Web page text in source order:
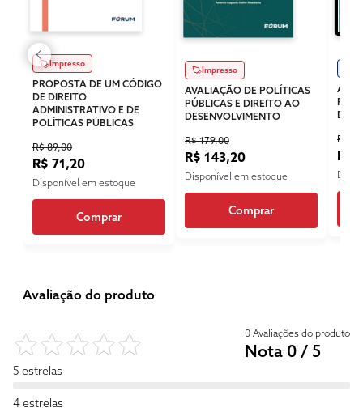
Impresso
PROPOSTA DE UM CÓDIGO
DE DIREITO
ADMINISTRATIVO E DE
POLÍTICAS PÚBLICAS
R$ 89,00
R$ 71,20
Disponível em estoque
Comprar
Impresso
AVALIAÇÃO DE POLÍTICAS
PÚBLICAS E DIREITO AO
DESENVOLVIMENTO
R$ 179,00
R$ 143,20
Disponível em estoque
Comprar
R$
R$
Avaliação do produto
0 Avaliações do produto
Nota 0 / 5
5 estrelas
4 estrelas